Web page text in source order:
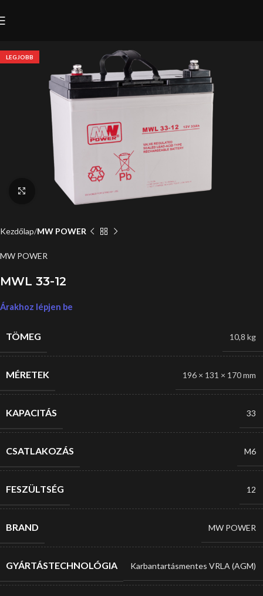
LEGJOBB
Click to enlarge
Kezdőlap MW POWER
MW POWER
MWL 33-12
Árakhoz lépjen be
TÖMEG 10,8 kg
MÉRETEK 196 × 131 × 170 mm
KAPACITÁS 33
CSATLAKOZÁS M6
FESZÜLTSÉG 12
BRAND MW POWER
GYÁRTÁSTECHNOLÓGIA Karbantartásmentes VRLA (AGM)